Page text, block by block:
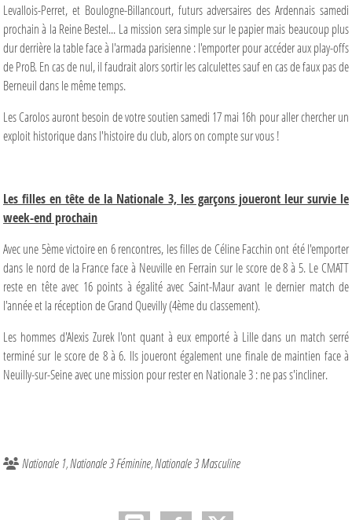
Levallois-Perret, et Boulogne-Billancourt, futurs adversaires des Ardennais samedi
prochain à la Reine Bestel... La mission sera simple sur le papier mais beaucoup plus
dur derrière la table face à l'armada parisienne : l'emporter pour accéder aux play-offs
de ProB. En cas de nul, il faudrait alors sortir les calculettes sauf en cas de faux pas de
Berneuil dans le même temps.
Les Carolos auront besoin de votre soutien samedi 17 mai 16h pour aller chercher un
exploit historique dans l'histoire du club, alors on compte sur vous !
Les filles en tête de la Nationale 3, les garçons joueront leur survie le
week-end prochain
Avec une 5ème victoire en 6 rencontres, les filles de Céline Facchin ont été l'emporter
dans le nord de la France face à Neuville en Ferrain sur le score de 8 à 5. Le CMATT
reste en tête avec 16 points à égalité avec Saint-Maur avant le dernier match de
l'année et la réception de Grand Quevilly (4ème du classement).
Les hommes d'Alexis Zurek l'ont quant à eux emporté à Lille dans un match serré
terminé sur le score de 8 à 6. Ils joueront également une finale de maintien face à
Neuilly-sur-Seine avec une mission pour rester en Nationale 3 : ne pas s'incliner.
Nationale 1 Nationale 3 Féminine Nationale 3 Masculine